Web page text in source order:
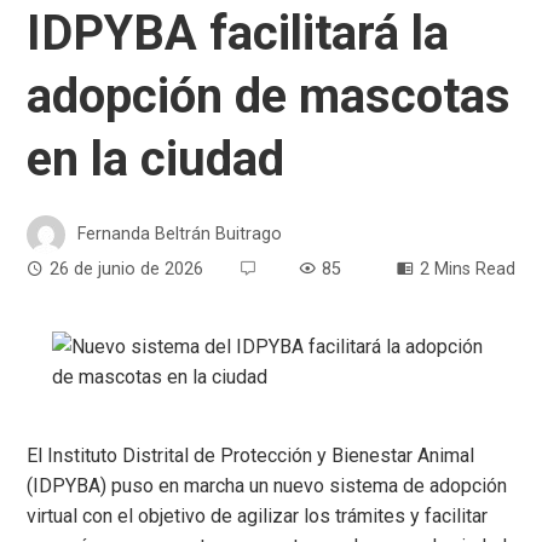
IDPYBA facilitará la
adopción de mascotas
en la ciudad
Fernanda Beltrán Buitrago
26 de junio de 2026
85 2 Mins Read
El Instituto Distrital de Protección y Bienestar Animal
(IDPYBA) puso en marcha un nuevo sistema de adopción
virtual con el objetivo de agilizar los trámites y facilitar